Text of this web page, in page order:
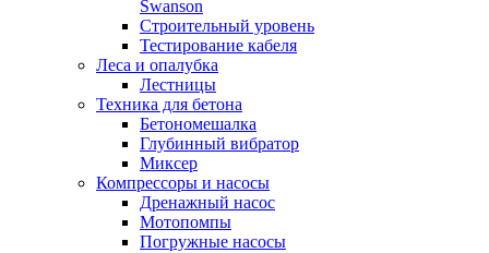
Swanson
Строительный уровень
Тестирование кабеля
Леса и опалубка
Лестницы
Техника для бетона
Бетономешалка
Глубинный вибратор
Миксер
Компрессоры и насосы
Дренажный насос
Мотопомпы
Погружные насосы